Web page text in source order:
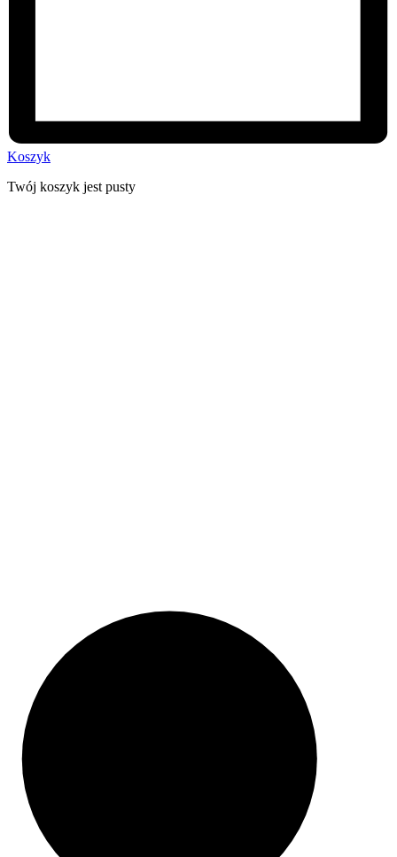
Koszyk
Twój koszyk jest pusty